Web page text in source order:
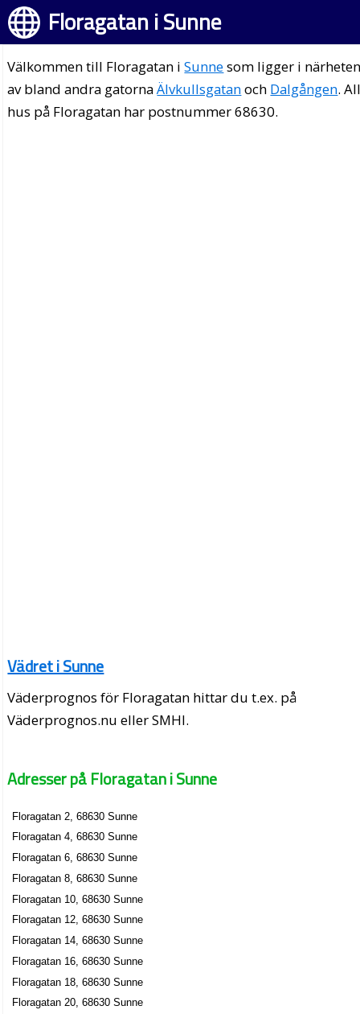
Floragatan i Sunne
Välkommen till Floragatan iSunnesom ligger i
av bland andra gatornaÄlvkullsgatanoch Dalgången.
hus på Floragatan har postnummer 68630.
Vädret i Sunne
Väderprognos för Floragatan hittar du t.ex. på
Väderprognos.nu eller SMHI.
Adresser på Floragatan i Sunne
Floragatan 2, 68630 Sunne
Floragatan 4, 68630 Sunne
Floragatan 6, 68630 Sunne
Floragatan 8, 68630 Sunne
Floragatan 10, 68630 Sunne
Floragatan 12, 68630 Sunne
Floragatan 14, 68630 Sunne
Floragatan 16, 68630 Sunne
Floragatan 18, 68630 Sunne
Floragatan 20, 68630 Sunne